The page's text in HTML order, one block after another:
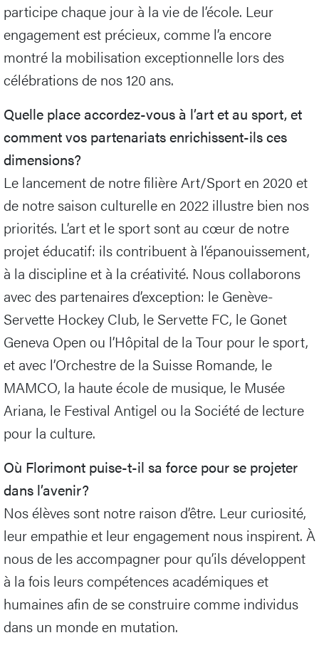
participe chaque jour à la vie de l’école. Leur
engagement est précieux, comme l’a encore
montré la mobilisation exceptionnelle lors des
célébrations de nos 120 ans.
Quelle place accordez-vous à l’art et au sport, et
comment vos partenariats enrichissent-ils ces
dimensions?
Le lancement de notre filière Art/Sport en 2020 et
de notre saison culturelle en 2022 illustre bien nos
priorités. L’art et le sport sont au cœur de notre
projet éducatif: ils contribuent à l’épanouissement,
à la discipline et à la créativité. Nous collaborons
avec des partenaires d’exception: le Genève-
Servette Hockey Club, le Servette FC, le Gonet
Geneva Open ou l’Hôpital de la Tour pour le sport,
et avec l’Orchestre de la Suisse Romande, le
MAMCO, la haute école de musique, le Musée
Ariana, le Festival Antigel ou la Société de lecture
pour la culture.
Où Florimont puise-t-il sa force pour se projeter
dans l’avenir?
Nos élèves sont notre raison d’être. Leur curiosité,
leur empathie et leur engagement nous inspirent. À
nous de les accompagner pour qu’ils développent
à la fois leurs compétences académiques et
humaines afin de se construire comme individus
dans un monde en mutation.